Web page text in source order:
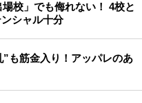
校」でも侮れない！ 4校と
シャル十分
”も筋金入り！アッパレのあ